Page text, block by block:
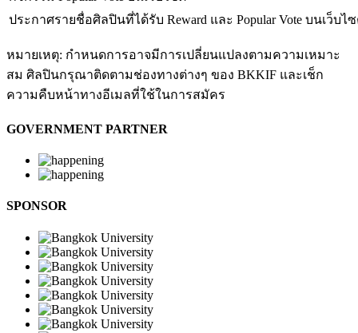
ประกาศรายชื่อศิลปินที่ได้รับ Reward และ Popular Vote บนเว็บไ
หมายเหตุ: กำหนดการอาจมีการเปลี่ยนแปลงตามความเหมาะ
สม ศิลปินกรุณาติดตามช่องทางต่างๆ ของ BKKIF และเช็ก
ความคืบหน้าทางอีเมลที่ใช้ในการสมัคร
GOVERNMENT PARTNER
SPONSOR